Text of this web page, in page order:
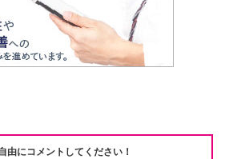
由にコメントしてください！